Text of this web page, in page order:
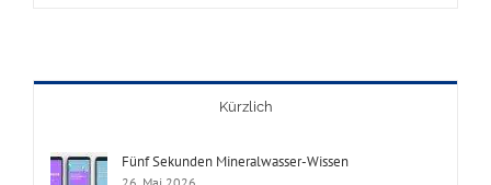
Kürzlich
Fünf Sekunden Mineralwasser-Wissen